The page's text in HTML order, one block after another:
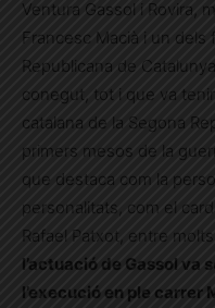
Ventura Gassol i Rovira,
Francesc Macià i un dels
Republicana de
conegut, tot i que va
catalana de la Segona
primers mesos de la
que destaca com la
personalitats, com el
Rafael Patxot, entre molts
l’actuació de Gassol va
l’execució en ple